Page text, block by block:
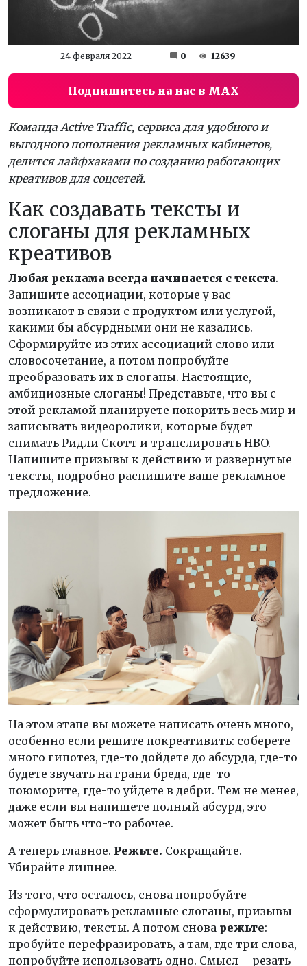
24 февраля 2022 0 12639
Подпишитесь на нас в MAX
Команда Active Traffic, сервиса для удобного и
выгодного пополнения рекламных кабинетов,
делится лайфхаками по созданию работающих
креативов для соцсетей.
Как создавать тексты и
слоганы для рекламных
креативов
Любая реклама всегда начинается с текста.
Запишите ассоциации, которые у вас
возникают в связи с продуктом или услугой,
какими бы абсурдными они не казались.
Сформируйте из этих ассоциаций слово или
словосочетание, а потом попробуйте
преобразовать их в слоганы. Настоящие,
амбициозные слоганы! Представьте, что вы с
этой рекламой планируете покорить весь мир и
записывать видеоролики, которые будет
снимать Ридли Скотт и транслировать HBO.
Напишите призывы к действию и развернутые
тексты, подробно распишите ваше рекламное
предложение.
На этом этапе вы можете написать очень много,
особенно если решите покреативить: соберете
много гипотез, где-то дойдете до абсурда, где-то
будете звучать на грани бреда, где-то
поюморите, где-то уйдете в дебри. Тем не менее,
даже если вы напишете полный абсурд, это
может быть что-то рабочее.
А теперь главное. Режьте. Сокращайте.
Убирайте лишнее.
Из того, что осталось, снова попробуйте
сформулировать рекламные слоганы, призывы
к действию, тексты. А потом снова режьте:
пробуйте перефразировать, а там, где три слова,
попробуйте использовать одно. Смысл – резать